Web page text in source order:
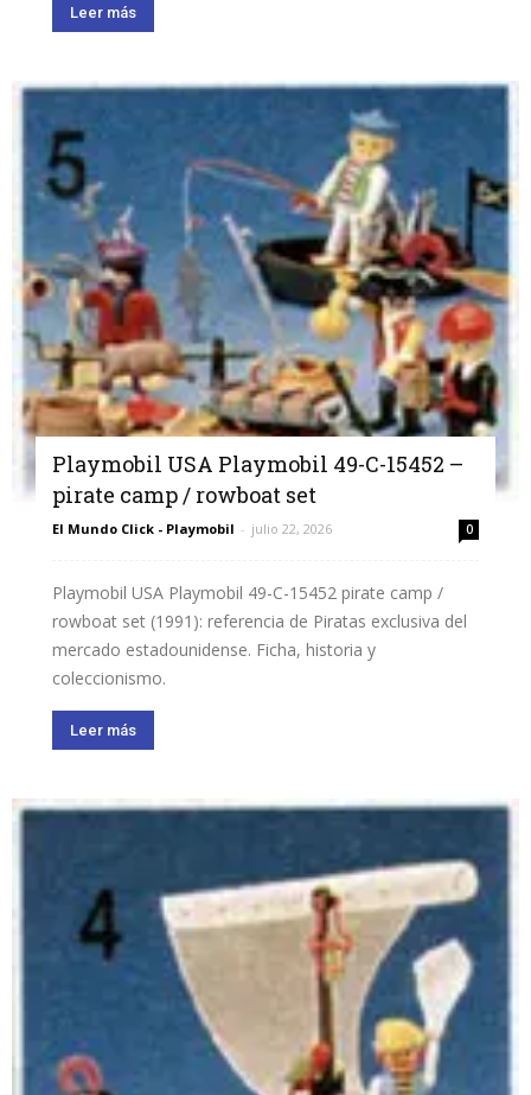
Leer más
Playmobil USA Playmobil 49-C-15452 –
pirate camp / rowboat set
El Mundo Click - Playmobil - julio 22, 2026 0
Playmobil USA Playmobil 49-C-15452 pirate camp /
rowboat set (1991): referencia de Piratas exclusiva del
mercado estadounidense. Ficha, historia y
coleccionismo.
Leer más